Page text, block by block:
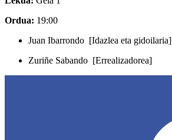
Ordua: 19:00
Juan Ibarrondo [Idazlea eta gidoilaria]
Zuriñe Sabando [Errealizadorea]